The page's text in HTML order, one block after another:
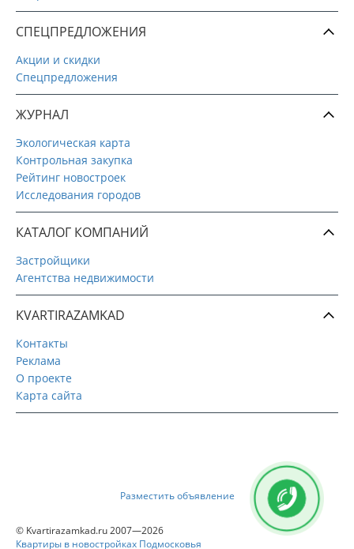
СПЕЦПРЕДЛОЖЕНИЯ
Акции и скидки
Спецпредложения
ЖУРНАЛ
Экологическая карта
Контрольная закупка
Рейтинг новостроек
Исследования городов
КАТАЛОГ КОМПАНИЙ
Застройщики
Агентства недвижимости
KVARTIRAZAMKAD
Контакты
Реклама
О проекте
Карта сайта
Разместить объявление
© Kvartirazamkad.ru 2007—2026
Квартиры в новостройках Подмосковья